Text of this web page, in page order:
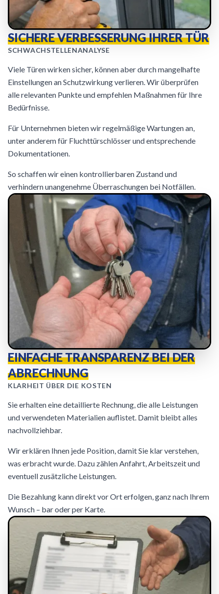
SICHERE VERBESSERUNG IHRER TÜR
SCHWACHSTELLENANALYSE
Viele Türen wirken sicher, können aber durch mangelhafte
Einstellungen an Schutzwirkung verlieren. Wir überprüfen
alle relevanten Punkte und empfehlen Maßnahmen für Ihre
Bedürfnisse.
Für Unternehmen bieten wir regelmäßige Wartungen an,
unter anderem für Fluchttürschlösser und entsprechende
Dokumentationen.
So schaffen wir einen kontrollierbaren Zustand und
verhindern unangenehme Überraschungen bei Notfällen.
EINFACHE TRANSPARENZ BEI DER
ABRECHNUNG
KLARHEIT ÜBER DIE KOSTEN
Sie erhalten eine detaillierte Rechnung, die alle Leistungen
und verwendeten Materialien auflistet. Damit bleibt alles
nachvollziehbar.
Wir erklären Ihnen jede Position, damit Sie klar verstehen,
was erbracht wurde. Dazu zählen Anfahrt, Arbeitszeit und
eventuell zusätzliche Leistungen.
Die Bezahlung kann direkt vor Ort erfolgen, ganz nach Ihrem
Wunsch – bar oder per Karte.